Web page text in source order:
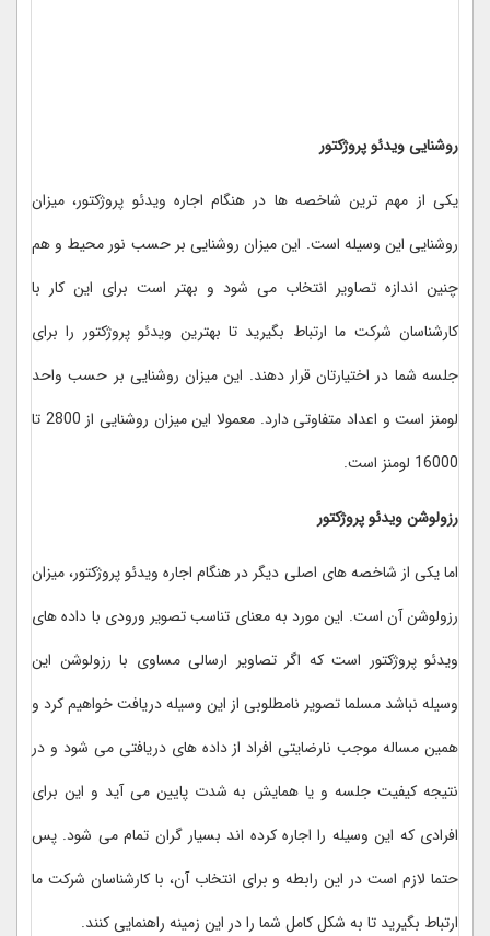
روشنایی ویدئو پروژکتور
یکی از مهم ترین شاخصه ها در هنگام اجاره ویدئو پروژکتور، میزان
روشنایی این وسیله است. این میزان روشنایی بر حسب نور محیط و هم
چنین اندازه تصاویر انتخاب می شود و بهتر است برای این کار با
کارشناسان شرکت ما ارتباط بگیرید تا بهترین ویدئو پروژکتور را برای
جلسه شما در اختیارتان قرار دهند. این میزان روشنایی بر حسب واحد
لومنز است و اعداد متفاوتی دارد. معمولا این میزان روشنایی از 2800 تا
16000 لومنز است.
رزولوشن ویدئو پروژکتور
اما یکی از شاخصه های اصلی دیگر در هنگام اجاره ویدئو پروژکتور، میزان
رزولوشن آن است. این مورد به معنای تناسب تصویر ورودی با داده های
ویدئو پروژکتور است که اگر تصاویر ارسالی مساوی با رزولوشن این
وسیله نباشد مسلما تصویر نامطلوبی از این وسیله دریافت خواهیم کرد و
همین مساله موجب نارضایتی افراد از داده های دریافتی می شود و در
نتیجه کیفیت جلسه و یا همایش به شدت پایین می آید و این برای
افرادی که این وسیله را اجاره کرده اند بسیار گران تمام می شود. پس
حتما لازم است در این رابطه و برای انتخاب آن، با کارشناسان شرکت ما
ارتباط بگیرید تا به شکل کامل شما را در این زمینه راهنمایی کنند.